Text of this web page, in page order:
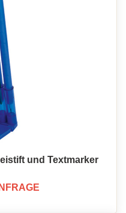
und Textmarker